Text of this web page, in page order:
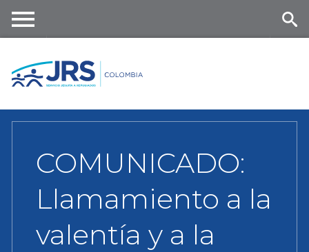
content
nu
COMUNICADO:
Llamamiento a la
valentía y a la